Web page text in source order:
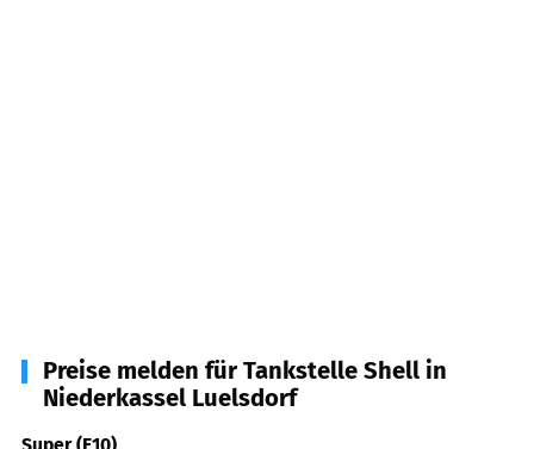
Preise melden für Tankstelle Shell in
Niederkassel Luelsdorf